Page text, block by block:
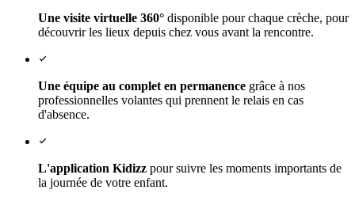
Une visite virtuelle 360° disponible pour chaque crèche, pour
découvrir les lieux depuis chez vous avant la rencontre.
Une équipe au complet en permanence grâce à nos
professionnelles volantes qui prennent le relais en cas
d'absence.
L'application Kidizz pour suivre les moments importants de
la journée de votre enfant.